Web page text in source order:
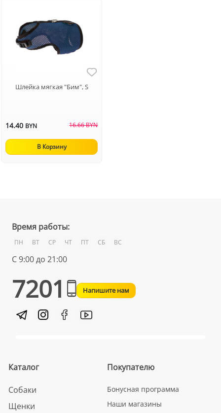
Шлейка мягкая "Бим", S
14.40 BYN 16.66 BYN
В Корзину
Время работы:
ПН ВТ СР ЧТ ПТ СБ ВС
С 9:00 до 21:00
7201 Напишите нам
Каталог
Собаки
Щенки
Покупателю
Бонусная программа
Наши магазины